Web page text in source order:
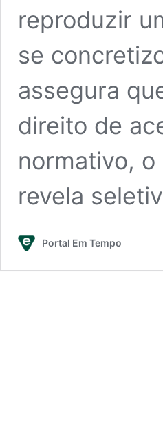
reproduzir
se
assegura
direito de
normativo,
revela
Portal Em Tempo